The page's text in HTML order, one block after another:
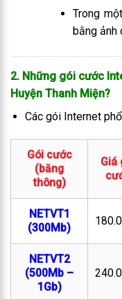
Trong
bằng ảnh
2. Những gói cước
Huyện Thanh Miện?
Các gói Internet
Gói cước
(băng
thông)
Giá
NETVT1
(300Mb)
NETVT2
(500Mb –
1Gb)